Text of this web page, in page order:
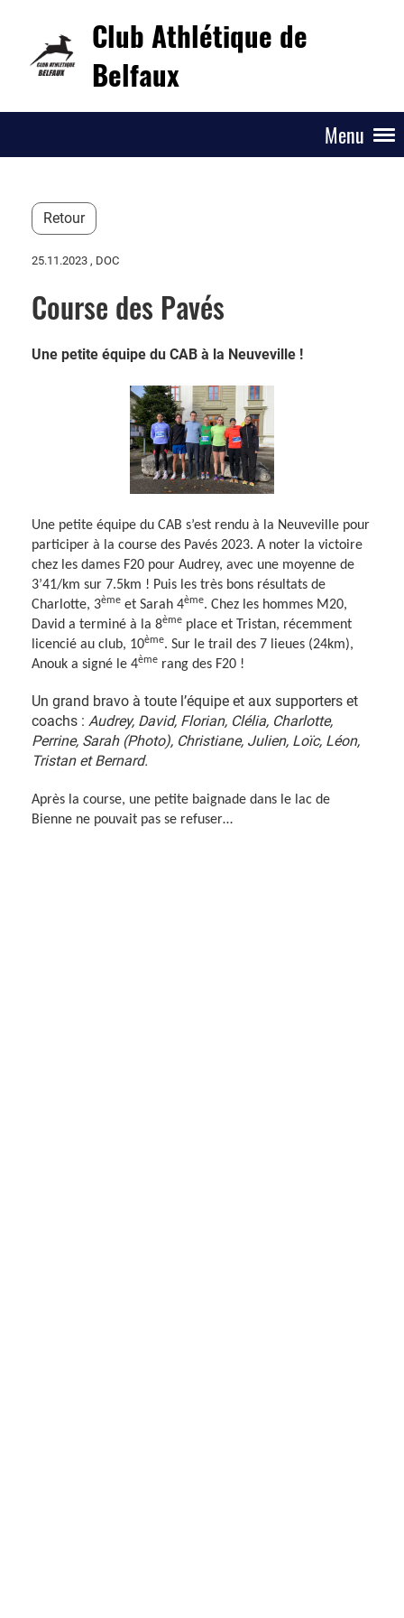
Club Athlétique de
Belfaux
Menu
Retour
25.11.2023 , DOC
Course des Pavés
Une petite équipe du CAB à la Neuveville !
Une petite équipe du CAB s’est rendu à la Neuveville pour
participer à la course des Pavés 2023. A noter la victoire
chez les dames F20 pour Audrey, avec une moyenne de
3’41/km sur 7.5km ! Puis les très bons résultats de
Charlotte, 3ème et Sarah 4ème. Chez les hommes M20,
David a terminé à la 8ème place et Tristan, récemment
licencié au club, 10ème. Sur le trail des 7 lieues (24km),
Anouk a signé le 4ème rang des F20 !
Un grand bravo à toute l’équipe et aux supporters et
coachs : Audrey, David, Florian, Clélia, Charlotte,
Perrine, Sarah (Photo), Christiane, Julien, Loïc, Léon,
Tristan et Bernard.
Après la course, une petite baignade dans le lac de
Bienne ne pouvait pas se refuser…